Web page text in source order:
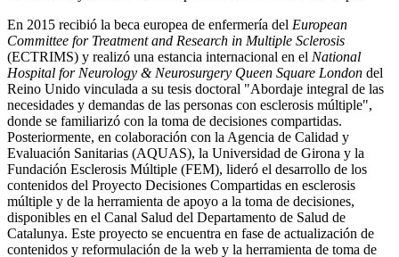
En 2015 recibió la beca europea de enfermería del European
Committee for Treatment and Research in Multiple Sclerosis
(ECTRIMS) y realizó una estancia internacional en el National
Hospital for Neurology & Neurosurgery Queen Square London del
Reino Unido vinculada a su tesis doctoral "Abordaje integral de las
necesidades y demandas de las personas con esclerosis múltiple",
donde se familiarizó con la toma de decisiones compartidas.
Posteriormente, en colaboración con la Agencia de Calidad y
Evaluación Sanitarias (AQUAS), la Universidad de Girona y la
Fundación Esclerosis Múltiple (FEM), lideró el desarrollo de los
contenidos del Proyecto Decisiones Compartidas en esclerosis
múltiple y de la herramienta de apoyo a la toma de decisiones,
disponibles en el Canal Salud del Departamento de Salud de
Catalunya. Este proyecto se encuentra en fase de actualización de
contenidos y reformulación de la web y la herramienta de toma de